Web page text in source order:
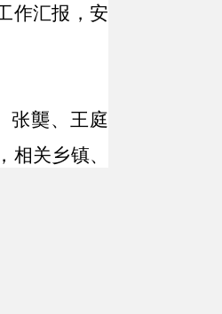
作汇报，安
张龑、王庭
相关乡镇、